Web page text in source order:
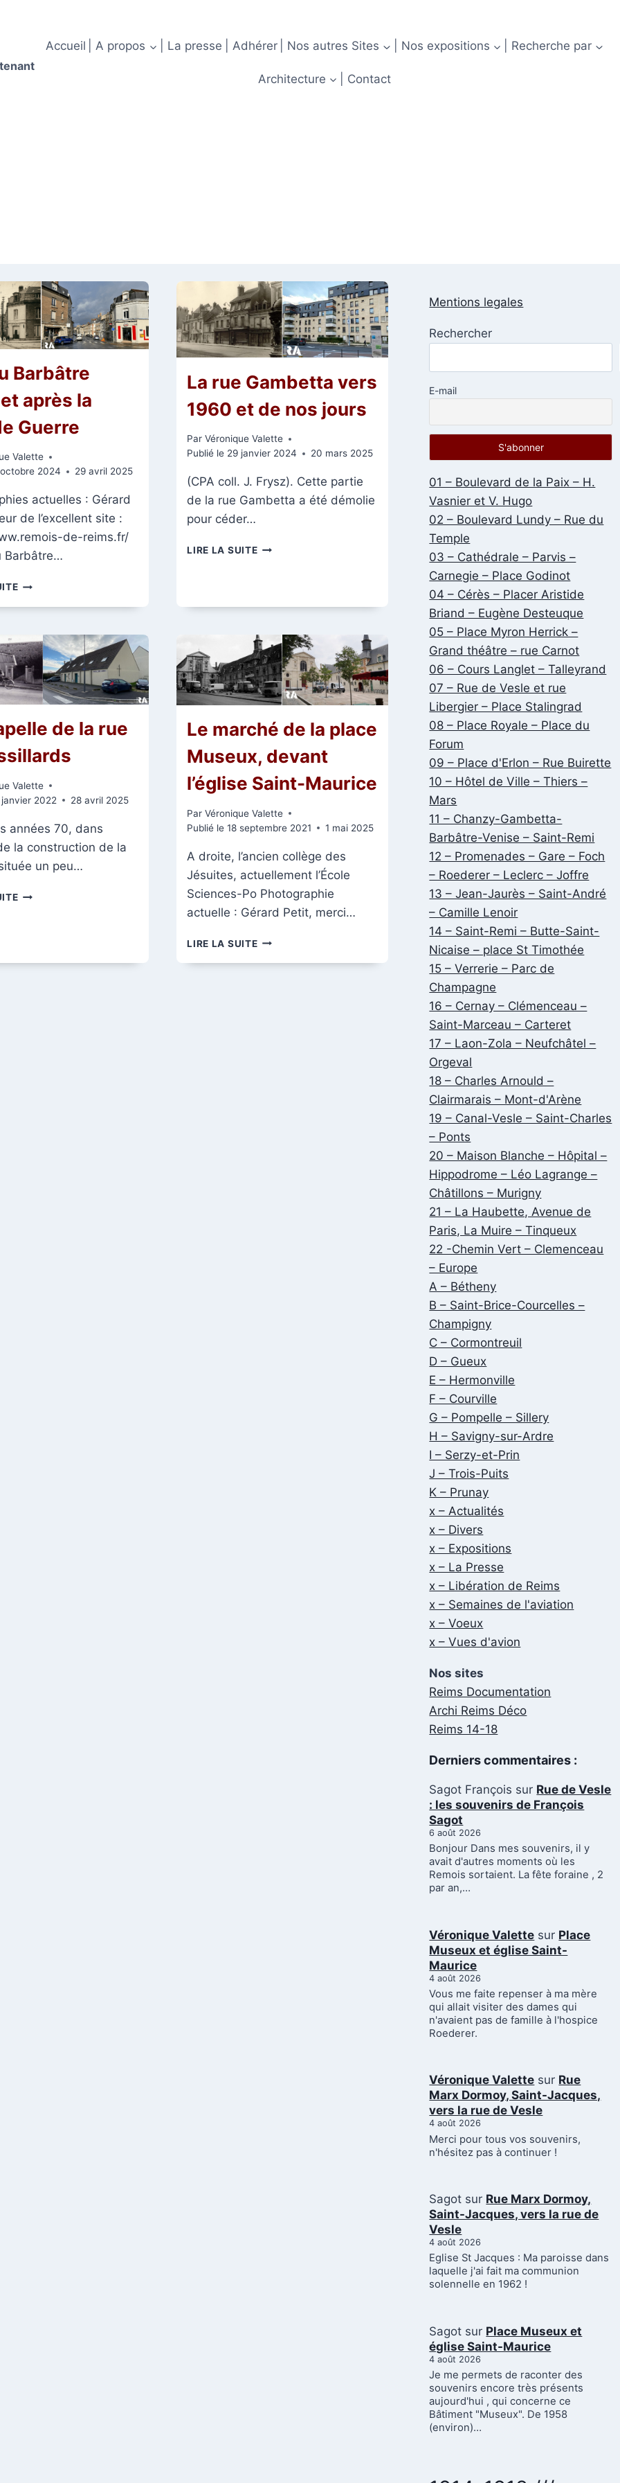
Accueil | A propos | La presse | Adhérer | Nos autres Sites | Nos expositions | Recherche par
Architecture | Contact
Barbâtre
après la
Guerre
Valette
2024 29 avril 2025
actuelles : Gérard
de l’excellent site :
de-reims.fr/
Barbâtre…
RUE
ET
APRÈS
LA
GRANDE
GUERRE
La rue Gambetta vers
1960 et de nos jours
Par Véronique Valette
Publié le 29 janvier 2024 20 mars 2025
(CPA coll. J. Frysz). Cette partie
de la rue Gambetta a été démolie
pour céder…
LIRE LA SUITELA
1960
DE
NOS
JOURS
de la rue
Valette
janvier 2022 28 avril 2025
années 70, dans
la construction de la
un peu…
LA
DES
Le marché de la place
Museux, devant
l’église Saint-Maurice
Par Véronique Valette
Publié le 18 septembre 2021 1 mai 2025
A droite, l’ancien collège des
Jésuites, actuellement l’École
Sciences-Po Photographie
actuelle : Gérard Petit, merci…
LIRE LA SUITELE
Mentions legales
Rechercher
E-mail
01 – Boulevard de la Paix – H.
Vasnier et V. Hugo
02 – Boulevard Lundy – Rue du
Temple
03 – Cathédrale – Parvis –
Carnegie – Place Godinot
04 – Cérès – Placer Aristide
Briand – Eugène Desteuque
05 – Place Myron Herrick –
Grand théâtre – rue Carnot
06 – Cours Langlet – Talleyrand
07 – Rue de Vesle et rue
Libergier – Place Stalingrad
08 – Place Royale – Place du
Forum
09 – Place d'Erlon – Rue Buirette
10 – Hôtel de Ville – Thiers –
Mars
11 – Chanzy-Gambetta-
Barbâtre-Venise – Saint-Remi
12 – Promenades – Gare – Foch
– Roederer – Leclerc – Joffre
13 – Jean-Jaurès – Saint-André
– Camille Lenoir
14 – Saint-Remi – Butte-Saint-
Nicaise – place St Timothée
15 – Verrerie – Parc de
Champagne
16 – Cernay – Clémenceau –
Saint-Marceau – Carteret
17 – Laon-Zola – Neufchâtel –
Orgeval
18 – Charles Arnould –
Clairmarais – Mont-d'Arène
19 – Canal-Vesle – Saint-Charles
– Ponts
20 – Maison Blanche – Hôpital –
Hippodrome – Léo Lagrange –
Châtillons – Murigny
21 – La Haubette, Avenue de
Paris, La Muire – Tinqueux
22 -Chemin Vert – Clemenceau
– Europe
A – Bétheny
B – Saint-Brice-Courcelles –
Champigny
C – Cormontreuil
D – Gueux
E – Hermonville
F – Courville
G – Pompelle – Sillery
H – Savigny-sur-Ardre
I – Serzy-et-Prin
J – Trois-Puits
K – Prunay
x – Actualités
x – Divers
x – Expositions
x – La Presse
x – Libération de Reims
x – Semaines de l'aviation
x – Voeux
x – Vues d'avion
Nos sites
Reims Documentation
Archi Reims Déco
Reims 14-18
Derniers commentaires :
Sagot François sur Rue de Vesle
: les souvenirs de François
Sagot
6 août 2026
Bonjour Dans mes souvenirs, il y
avait d'autres moments où les
Remois sortaient. La fête foraine , 2
par an,…
Véronique Valette sur Place
Museux et église Saint-
Maurice
4 août 2026
Vous me faite repenser à ma mère
qui allait visiter des dames qui
n'avaient pas de famille à l'hospice
Roederer.
Véronique Valette sur Rue
Marx Dormoy, Saint-Jacques,
vers la rue de Vesle
4 août 2026
Merci pour tous vos souvenirs,
n'hésitez pas à continuer !
Sagot sur Rue Marx Dormoy,
Saint-Jacques, vers la rue de
Vesle
4 août 2026
Eglise St Jacques : Ma paroisse dans
laquelle j'ai fait ma communion
solennelle en 1962 !
Sagot sur Place Museux et
église Saint-Maurice
4 août 2026
Je me permets de raconter des
souvenirs encore très présents
aujourd'hui , qui concerne ce
Bâtiment "Museux". De 1958
(environ)…